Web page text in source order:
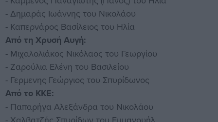
- Δημαράς Ιωάννης του Νικολάου
- Καπερνάρος Βασίλειος του Ηλία
Από τη Χρυσή Αυγή:
- Μιχαλολιάκος Νικόλαος του Γεωργίου
- Ζαρούλια Ελένη του Βασιλείου
- Γερμενης Γεώργιος του Σπυρίδωνος
Από το ΚΚΕ:
- Παπαρήγα Αλεξάνδρα του Νικολάου